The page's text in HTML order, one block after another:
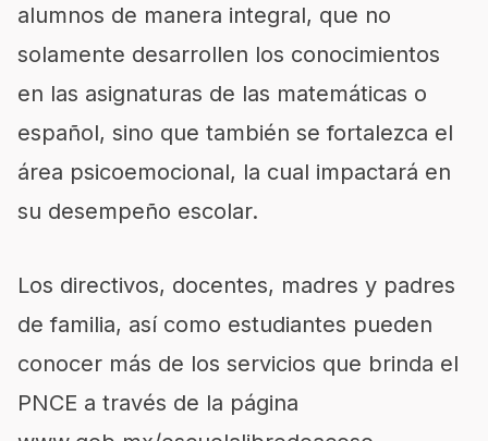
alumnos de manera integral, que no
solamente desarrollen los conocimientos
en las asignaturas de las matemáticas o
español, sino que también se fortalezca el
área psicoemocional, la cual impactará en
su desempeño escolar.
Los directivos, docentes, madres y padres
de familia, así como estudiantes pueden
conocer más de los servicios que brinda el
PNCE a través de la página